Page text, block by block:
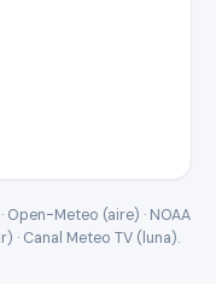
Open-Meteo (aire) · NOAA
· Canal Meteo TV (luna).